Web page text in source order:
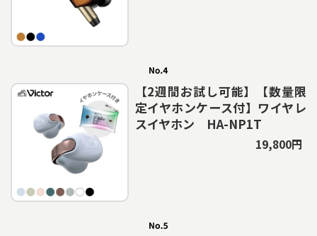
【2週間お試し可能】【数量限
定イヤホンケース付】ワイヤレ
スイヤホン HA-NP1T
19,800円